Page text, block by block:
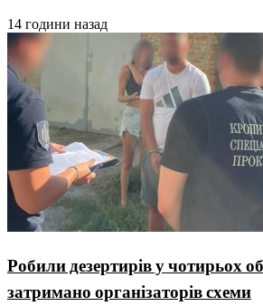
14 години назад
Робили дезертирів у чотирьох
затримано організаторів схеми